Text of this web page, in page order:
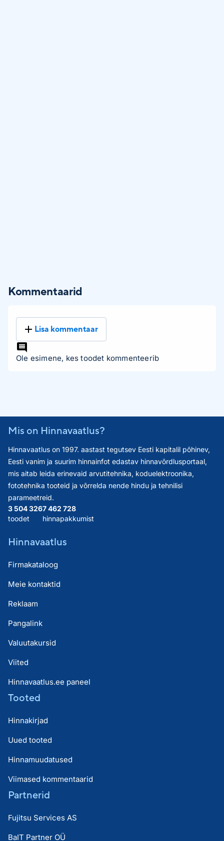
Kommentaarid
Lisa kommentaar
Ole esimene, kes toodet kommenteerib
Mis on Hinnavaatlus?
Hinnavaatlus on 1997. aastast tegutsev Eesti kapitalil põhinev,
Eesti vanim ja suurim hinnainfot edastav hinnavõrdlusportaal,
mis aitab leida erinevaid arvutitehnika, koduelektroonika,
fototehnika tooteid ja võrrelda nende hindu ja tehnilisi
parameetreid.
3 504 326
toodet
7 462 728
hinnapakkumist
Hinnavaatlus
Firmakataloog
Meie kontaktid
Reklaam
Pangalink
Valuutakursid
Viited
Hinnavaatlus.ee paneel
Tooted
Hinnakirjad
Uued tooted
Hinnamuudatused
Viimased kommentaarid
Partnerid
Fujitsu Services AS
BaIT Partner OÜ